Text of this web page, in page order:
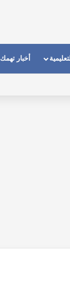
أخبار تهمك
بعيد وقت المكالمات